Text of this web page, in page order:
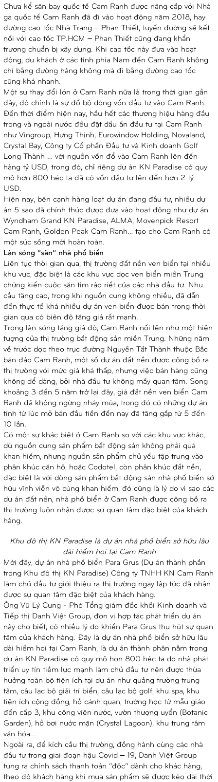
Chưa kể sân bay quốc tế Cam Ranh được nâng cấp với Nhà
ga quốc tế Cam Ranh đã đi vào hoạt động năm 2018, hay
đường cao tốc Nhà Trang – Phan Thiết, tuyến đường sẽ kết
nối với cao tốc TP.HCM – Phan Thiết cũng đang khẩn
trương chuẩn bị xây dựng. Khi cao tốc này đưa vào hoạt
động, du khách ở các tỉnh phía Nam đến Cam Ranh không
chỉ bằng đường hàng không mà đi bằng đường cao tốc
cũng khá nhanh.
Một sự thay đổi lớn ở Cam Ranh nữa là trong thời gian gần
đây, đó chính là sự đổ bộ dòng vốn đầu tư vào Cam Ranh.
Đến thời điểm hiện nay, hầu hết các thương hiệu hàng đầu
trong và ngoài nước đều đặt dấu ấn đầu tư tại Cam Ranh
như Vingroup, Hưng Thịnh, Eurowindow Holding, Novaland,
Crystal Bay, Công ty Cổ phần Đầu tư và Kinh doanh Golf
Long Thành … với nguồn vốn đổ vào Cam Ranh lên đến
hàng tỷ USD, trong đó, chỉ riêng dự án KN Paradise có quy
mô hơn 800 héc ta đã có vốn đầu tư lên đến hơn 2 tỷ
USD.
Hiện nay, bên cạnh hàng loạt dự án đang đầu tư, nhiều dự
án 5 sao đã chính thức được đưa vào hoạt động như dự án
Wyndham Grand KN Paradise, ALMA, Movenpick Resort
Cam Ranh, Golden Peak Cam Ranh… tạo cho Cam Ranh có
một sức sống mới hoàn toàn.
Làn sóng “săn” nhà phố biển
Liên tục thời gian qua, thị trường đất nền ven biển tại nhiều
khu vực, đặc biệt là các khu vực dọc ven biển miền Trung
chứng kiến cuộc săn tìm ráo riết của các nhà đầu tư. Nhu
cầu tăng cao, trong khi nguồn cung không nhiều, đã dẫn
đến thực tế khá nhiều dự án ven biển được bán trong thời
gian qua có biên độ tăng giá rất mạnh.
Trong làn sóng tăng giá đó, Cam Ranh nổi lên như một hiện
tượng của thị trường bất động sản miền Trung. Những năm
về trước dọc theo trục đường Nguyễn Tất Thành thuộc Bắc
bán đảo Cam Ranh, một số dự án đất nền được công bố ra
thị trường với mức giá khá thấp, nhưng việc bán hàng cũng
không dể dàng, bởi nhà đầu tư không mấy quan tâm. Song
khoảng 3 đến 5 năm trở lại đây, giá đất nền ven biển Cam
Ranh đã không ngừng nhảy múa, trong đó có những dự án
tính từ lúc mở bán đầu tiền đến nay đã tăng gấp từ 5 đến
10 lần.
Có một sự khác biệt ở Cam Ranh so với các khu vực khác,
dù nguồn cung sản phẩm bất động sản không phải quá
khan hiếm, nhưng nguồn sản phẩm chủ yếu tập trung vào
phân khúc căn hộ, hoặc Codotel, còn phân khúc đất nền,
đặc biệt là với dòng sản phẩm bất động sản nhà phố biển sở
hữu vĩnh viễn vô cùng khan hiếm, đó cũng là lý do vì sao các
dự án đất nền, nhà phố biển ở Cam Ranh được công bố ra
thị trường luôn nhận được sự quan tâm đặc biệt của khách
hàng.
Khu đô thị KN Paradise là dự án nhà phố biển sở hữu lâu
dài hiếm hoi tại Cam Ranh
Mới đây, dự án nhà phố biển Para Grus (Dự án thành phần
trong Khu đô thị KN Paradise) Công ty TNHH KN Cam Ranh
làm chủ đầu tư giới thiệu ra thị trường ngay lập tức đã nhận
được sự quan tâm đặc biệt của khách hàng.
Ông Vũ Lý Cung - Phó Tổng giám đốc khối Kinh doanh và
Tiếp thị Danh Việt Group, đơn vị hợp tác phát triển dự án
này cho biết, có nhiều lý do khiến Para Grus thu hút sự quan
tâm của khách hàng. Đây là dự án nhà phố biển sở hữu lâu
dài hiếm hoi tại Cam Ranh, là dự án thành phân nằm trong
dự án KN Paradise có quy mô hơn 800 héc ta do nhà phát
triển uy tín tiềm lực mạnh làm chủ đầu tư nên được thừa
hưởng toàn bộ tiện ích tại dự án như quảng trường trung
tâm, câu lạc bộ giải trí biển, câu lạc bộ golf, khu spa, khu
tiện ích cộng đồng, hồ cảnh quan, trường học từ mẫu giáo
đến cấp 3, khu công viên nước, vườn thượng uyển (Botanic
Garden), hồ bơi nước mặn (Crystal Lagoon), khu trung tâm
văn hóa...
Ngoài ra, để kích cầu thị trường, đồng hành cùng các nhà
đầu tư trong giai đoạn hậu Covid – 19, Danh Việt Group
tung ra chính sách thanh toán “độc” dành cho khác hàng,
theo đó khách hàng khi mua sản phẩm sẽ được kéo dài thời